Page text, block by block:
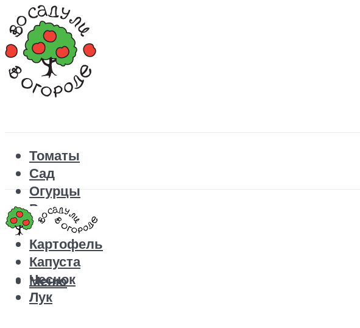
Томаты
Сад
Огурцы
Рецепты
Перец
Картофель
Капуста
Чеснок
Лук
Меню